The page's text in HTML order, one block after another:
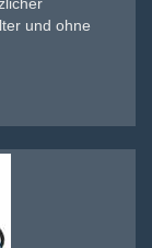
und ohne